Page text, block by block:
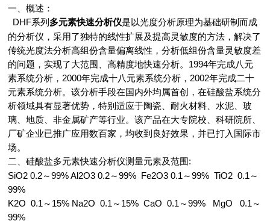
一、概述：
DHF系列 多元素快速分析仪是以光度分析原理为基础研制而成
的分析仪，采用了独特的线性扩展及提高灵敏度的方法，解决了
传统光度法分析高组份含量偏离线性，分析低组份含量灵敏度差
的问题，实现了大范围、高精度地快速分析。1994年完成八元
素系统分析，2000年完成十八元素系统分析，2002年完成二十
元素系统分析。该分析手段在国内外均属首创，在硅酸盐系统分
析领域具有显著优势，特别适应于陶瓷、耐火材料、水泥、玻
璃、地质、非金属矿产等行业。该产品在大专院校、科研院所、
厂矿企业已推广应用数百家，均收到良好效果，并已打入国际市
场。
二、硅酸盐多元素快速分析仪测量元素及范围:
SiO2 0.2～99% Al2O3 0.2～99% Fe2O3 0.1～99% TiO2 0.1～
99%
K2O 0.1～15% Na2O 0.1～15% CaO 0.1～99% MgO 0.1～
99%